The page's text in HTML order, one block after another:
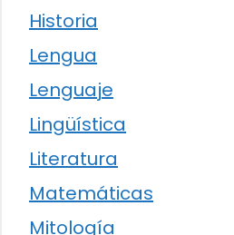
Historia
Lengua
Lenguaje
Lingüística
Literatura
Matemáticas
Mitología